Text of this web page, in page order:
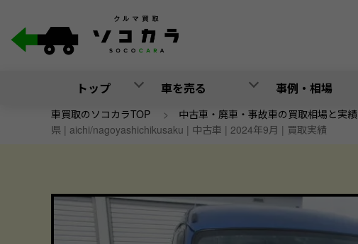
トップ 車を売る 事例・相場
車買取のソコカラTOP > 中古車・廃車・事故車の買取相場と実績
県 | aichi/nagoyashichikusaku | 中古車 | 2024年9月 | 買取実績